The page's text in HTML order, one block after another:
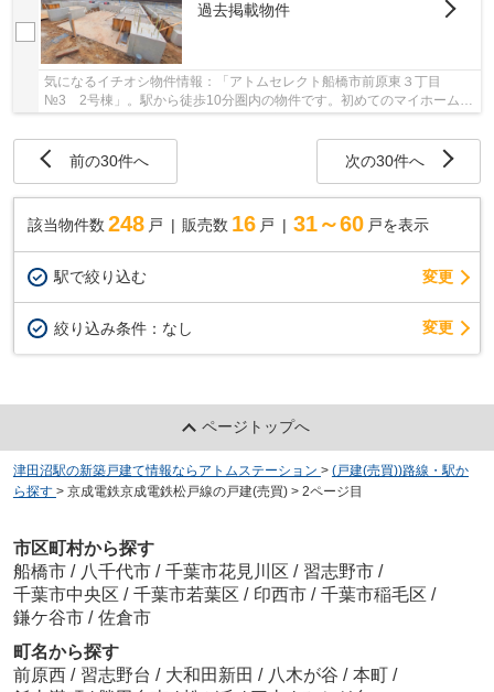
過去掲載物件
気になるイチオシ物件情報：「アトムセレクト船橋市前原東３丁目
№3 2号棟」。駅から徒歩10分圏内の物件です。初めてのマイホームに
前の30件へ 次の30件へ
該当物件数 248 戸 販売数 16 戸 31～60 戸を表示
駅で絞り込む 変更
絞り込み条件： なし 変更
ページトップへ
津田沼駅の新築戸建て情報ならアトムステーション > (戸建(売買))路線・駅か
ら探す > 京成電鉄京成電鉄松戸線の戸建(売買) > 2ページ目
市区町村から探す
船橋市 / 八千代市 / 千葉市花見川区 / 習志野市 /
千葉市中央区 / 千葉市若葉区 / 印西市 / 千葉市稲毛区 /
鎌ケ谷市 / 佐倉市
町名から探す
前原西 / 習志野台 / 大和田新田 / 八木が谷 / 本町 /